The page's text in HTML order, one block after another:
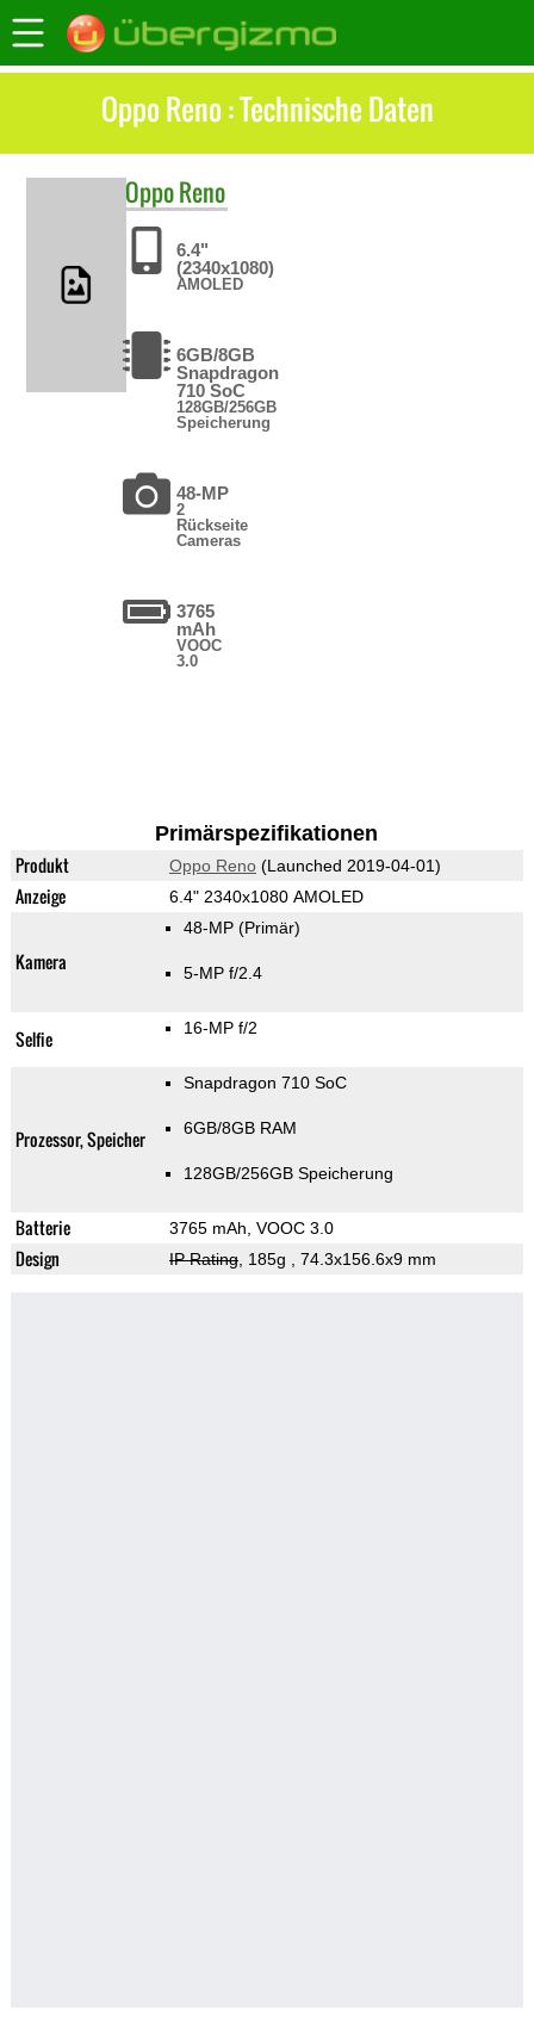
Oppo Reno : Technische Daten
OppoReno
6.4"
(2340x1080)
AMOLED
6GB/8GB
Snapdragon
710 SoC
128GB/256GB
Speicherung
48-MP
2
Rückseite
Cameras
3765
mAh
VOOC
3.0
Primärspezifikationen
Produkt Oppo Reno(Launched 2019-04-01)
Anzeige 6.4" 2340x1080 AMOLED
Kamera
48-MP (Primär)
5-MP f/2.4
Selfie 16-MP f/2
Prozessor, Speicher
Snapdragon 710 SoC
6GB/8GB RAM
128GB/256GB Speicherung
Batterie 3765 mAh, VOOC 3.0
Design IP Rating, 185g , 74.3x156.6x9 mm